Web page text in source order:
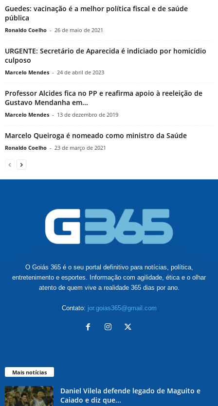
Guedes: vacinação é a melhor política fiscal e de saúde
pública
Ronaldo Coelho - 26 de maio de 2021
URGENTE: Secretário de Aparecida é indiciado por homicídio
culposo
Marcelo Mendes - 24 de abril de 2023
Professor Alcides fica no PP e reafirma apoio à reeleição de
Gustavo Mendanha em...
Marcelo Mendes - 13 de dezembro de 2019
Marcelo Queiroga é nomeado como ministro da Saúde
Ronaldo Coelho - 23 de março de 2021
O Goiás 365 é o seu portal definitivo para notícias, política,
entretenimento e esportes. Informação com agilidade, ética e o olhar
atento de quem vive a realidade 365 dias por ano.
Contato: jor.goias365@gmail.com
Mais notícias
Daniel Vilela defende legado de Maguito e
Caiado e diz que...